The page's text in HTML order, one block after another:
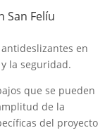
San Felíu
en
la seguridad.
que se pueden
de la
del proyecto